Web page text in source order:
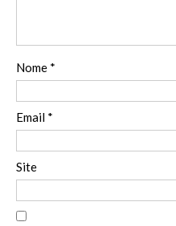
Nome *
Email *
Site